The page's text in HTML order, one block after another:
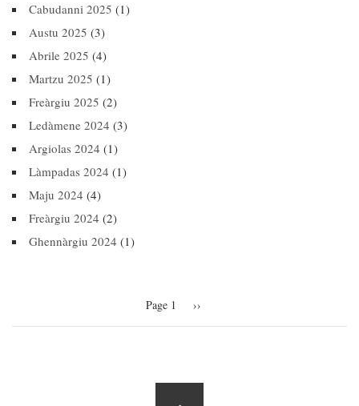
Cabudanni 2025 (1)
Austu 2025 (3)
Abrile 2025 (4)
Martzu 2025 (1)
Freàrgiu 2025 (2)
Ledàmene 2024 (3)
Argiolas 2024 (1)
Làmpadas 2024 (1)
Maju 2024 (4)
Freàrgiu 2024 (2)
Ghennàrgiu 2024 (1)
Page 1 Next
››